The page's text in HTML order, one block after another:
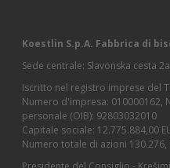
Koestlin S.p.A. Fabbrica di
Sede centrale: Slavonska cesta
Iscritto nel registro imprese del
Numero d'impresa: 010000162,
personale (OIB): 92803032010
Capitale sociale: 12.775.884,00
Numero totale di azioni 130.276,